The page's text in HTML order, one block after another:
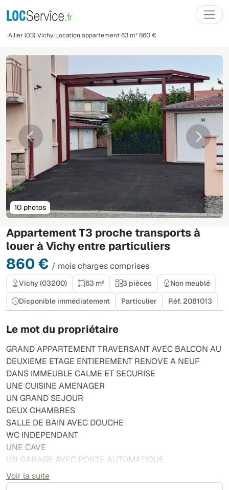
Allier (03) Vichy Location appartement 63 m² 860 €
Appartement T3 proche transports à
louer à Vichy entre particuliers
860 € / mois charges comprises
Précédente
10 photos
Vichy (03200) 63 m² 3 pièces
Non meublé
Disponible immédiatement
Particulier Réf. 2081013
Le mot du propriétaire
GRAND APPARTEMENT TRAVERSANT AVEC BALCON AU
DEUXIEME ETAGE ENTIEREMENT RENOVE A NEUF
DANS IMMEUBLE CALME ET SECURISE
UNE CUISINE AMENAGER
UN GRAND SEJOUR
DEUX CHAMBRES
SALLE DE BAIN AVEC DOUCHE
WC INDEPENDANT
UNE CAVE
UN GARAGE AVEC PORTE AUTOMATIQUE
DPE C
ARRET DE BUS POUR CENTRE VILLE DE VICHY DEVANT
Voir la suite